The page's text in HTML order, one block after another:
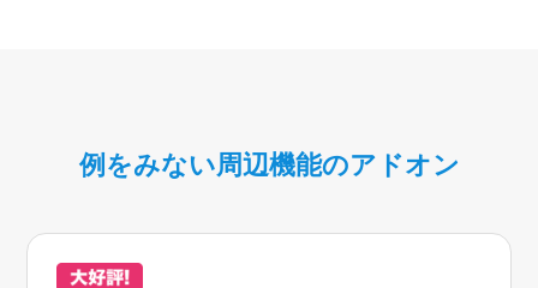
例をみない周辺機能のアドオン